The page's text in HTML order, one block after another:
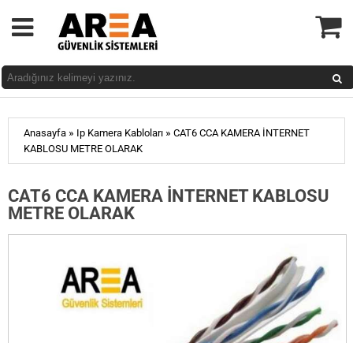
Anasayfa » Ip Kamera Kabloları » CAT6 CCA KAMERA İNTERNET
KABLOSU METRE OLARAK
CAT6 CCA KAMERA İNTERNET KABLOSU
METRE OLARAK